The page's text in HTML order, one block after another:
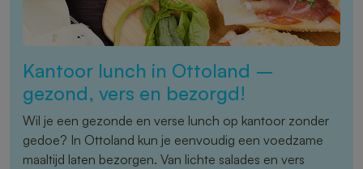
Kantoor lunch in Ottoland –
gezond, vers en bezorgd!
Wil je een gezonde en verse lunch op kantoor zonder
gedoe? In Ottoland kun je eenvoudig een voedzame
maaltijd laten bezorgen. Van lichte salades en vers